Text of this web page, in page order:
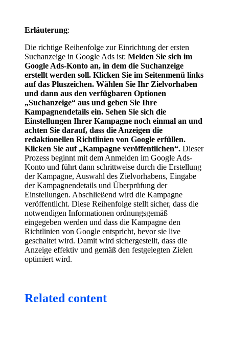
Erläuterung:
Die richtige Reihenfolge zur Einrichtung der ersten
Suchanzeige in Google Ads ist: Melden Sie sich im
Google Ads-Konto an, in dem die Suchanzeige
erstellt werden soll. Klicken Sie im Seitenmenü links
auf das Pluszeichen. Wählen Sie Ihr Zielvorhaben
und dann aus den verfügbaren Optionen
„Suchanzeige“ aus und geben Sie Ihre
Kampagnendetails ein. Sehen Sie sich die
Einstellungen Ihrer Kampagne noch einmal an und
achten Sie darauf, dass die Anzeigen die
redaktionellen Richtlinien von Google erfüllen.
Klicken Sie auf „Kampagne veröffentlichen“. Dieser
Prozess beginnt mit dem Anmelden im Google Ads-
Konto und führt dann schrittweise durch die Erstellung
der Kampagne, Auswahl des Zielvorhabens, Eingabe
der Kampagnendetails und Überprüfung der
Einstellungen. Abschließend wird die Kampagne
veröffentlicht. Diese Reihenfolge stellt sicher, dass die
notwendigen Informationen ordnungsgemäß
eingegeben werden und dass die Kampagne den
Richtlinien von Google entspricht, bevor sie live
geschaltet wird. Damit wird sichergestellt, dass die
Anzeige effektiv und gemäß den festgelegten Zielen
optimiert wird.
Related content